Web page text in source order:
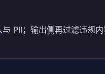
与 PII；输出侧再过滤违规